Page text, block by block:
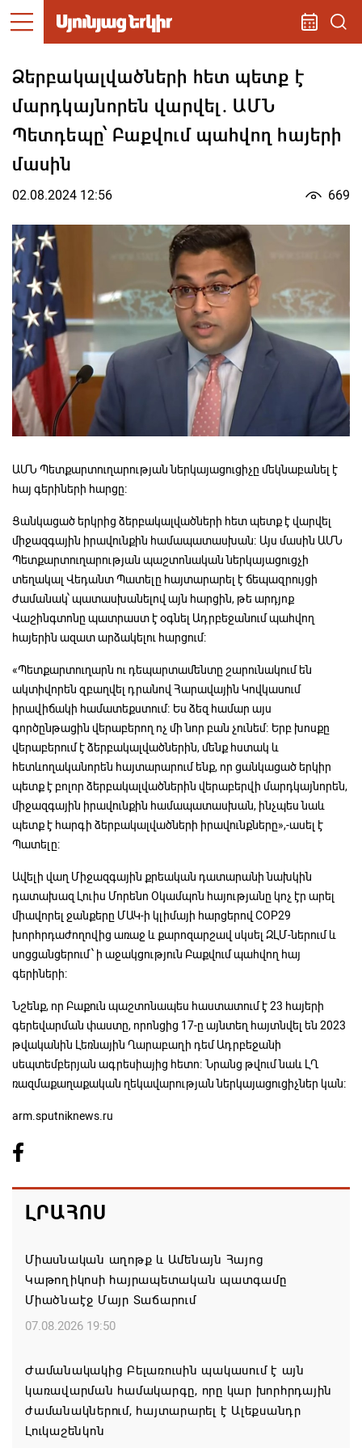
Ձերբակալվածների հետ պետք է
մարդկայնորեն վարվել. ԱՄՆ
Պետդեպը՝ Բաքվում պահվող հայերի
մասին
02.08.2024 12:56 669
ԱՄՆ Պետքարտուղարության ներկայացուցիչը մեկնաբանել է
հայ գերիների հարցը։
Ցանկացած երկրից ձերբակալվածների հետ պետք է վարվել
միջազգային իրավունքին համապատասխան։ Այս մասին ԱՄՆ
Պետքարտուղարության պաշտոնական ներկայացուցչի
տեղակալ Վեդանտ Պատելը հայտարարել է ճեպազրույցի
ժամանակ՝ պատասխանելով այն հարցին, թե արդյոք
Վաշինգտոնը պատրաստ է օգնել Ադրբեջանում պահվող
հայերին ազատ արձակելու հարցում:
«Պետքարտուղարն ու դեպարտամենտը շարունակում են
ակտիվորեն զբաղվել դրանով Հարավային Կովկասում
իրավիճակի համատեքստում։ Ես ձեզ համար այս
գործընթացին վերաբերող ոչ մի նոր բան չունեմ։ Երբ խոսքը
վերաբերում է ձերբակալվածներին, մենք հստակ և
հետևողականորեն հայտարարում ենք, որ ցանկացած երկիր
պետք է բոլոր ձերբակալվածներին վերաբերվի մարդկայնորեն,
միջազգային իրավունքին համապատասխան, ինչպես նաև
պետք է հարգի ձերբակալվածների իրավունքները»,-ասել է
Պատելը:
Ավելի վաղ Միջազգային քրեական դատարանի նախկին
դատախազ Լուիս Մորենո Օկամպոն հայությանը կոչ էր արել
միավորել ջանքերը ՄԱԿ-ի կլիմայի հարցերով COP29
խորհրդաժողովից առաջ և քարոզարշավ սկսել ԶԼՄ-ներում և
սոցցանցերում՝ ի աջակցություն Բաքվում պահվող հայ
գերիների:
Նշենք, որ Բաքուն պաշտոնապես հաստատում է 23 հայերի
գերեվարման փաստը, որոնցից 17-ը այնտեղ հայտնվել են 2023
թվականին Լեռնային Ղարաբաղի դեմ Ադրբեջանի
սեպտեմբերյան ագրեսիայից հետո։ Նրանց թվում նաև ԼՂ
ռազմաքաղաքական ղեկավարության ներկայացուցիչներ կան։
arm.sputniknews.ru
ԼՐԱՀՈՍ
Միասնական աղոթք և Ամենայն Հայոց
Կաթողիկոսի հայրապետական պատգամը
Միածնաէջ Մայր Տաճարում
07.08.2026 19:50
Ժամանակակից Բելառուսին պակասում է այն
կառավարման համակարգը, որը կար խորհրդային
ժամանակներում, հայտարարել է Ալեքսանդր
Լուկաշենկոն